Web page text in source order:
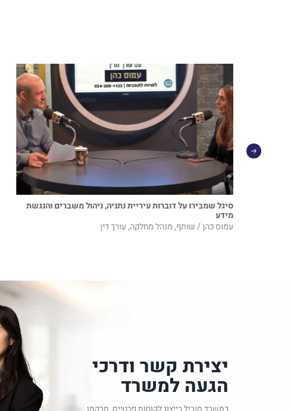
סיגל שמבירו על דוברות עיריית נתניה, ניהול משברים והנגשת
מידע
עמוס כהן / שותף, מנהל מחלקה, עורך דין
יצירת קשר ודרכי
הגעה למשרד